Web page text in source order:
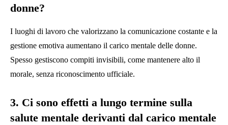
donne?
I luoghi di lavoro che valorizzano la comunicazione costante e la
gestione emotiva aumentano il carico mentale delle donne.
Spesso gestiscono compiti invisibili, come mantenere alto il
morale, senza riconoscimento ufficiale.
3. Ci sono effetti a lungo termine sulla
salute mentale derivanti dal carico mentale